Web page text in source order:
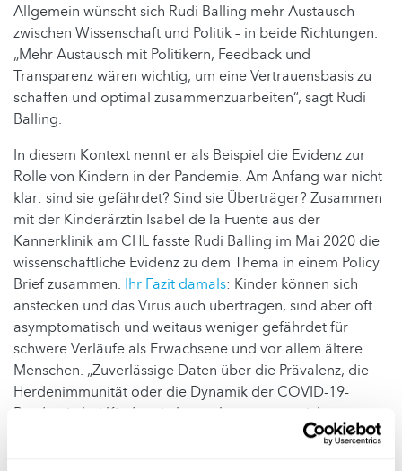
Allgemein wünscht sich Rudi Balling mehr Austausch
zwischen Wissenschaft und Politik – in beide Richtungen.
„Mehr Austausch mit Politikern, Feedback und
Transparenz wären wichtig, um eine Vertrauensbasis zu
schaffen und optimal zusammenzuarbeiten“, sagt Rudi
Balling.
In diesem Kontext nennt er als Beispiel die Evidenz zur
Rolle von Kindern in der Pandemie. Am Anfang war nicht
klar: sind sie gefährdet? Sind sie Überträger? Zusammen
mit der Kinderärztin Isabel de la Fuente aus der
Kannerklinik am CHL fasste Rudi Balling im Mai 2020 die
wissenschaftliche Evidenz zu dem Thema in einem Policy
Brief zusammen. Ihr Fazit damals: Kinder können sich
anstecken und das Virus auch übertragen, sind aber oft
asymptomatisch und weitaus weniger gefährdet für
schwere Verläufe als Erwachsene und vor allem ältere
Menschen. „Zuverlässige Daten über die Prävalenz, die
Herdenimmunität oder die Dynamik der COVID-19-
Pandemie bei Kindern in Luxemburg waren nicht
vorhanden“, streicht Rudi Balling hervor. Diese sind aber